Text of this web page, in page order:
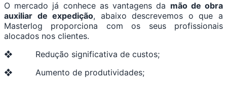
O mercado já conhece as vantagens da mão de obra
auxiliar de expedição, abaixo descrevemos o que a
Masterlog proporciona com os seus profissionais
alocados nos clientes.
❖ Redução significativa de custos;
❖ Aumento de produtividades;